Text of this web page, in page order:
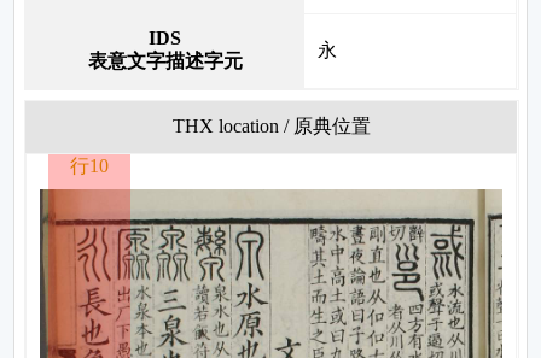
IDS
表意文字描述字元
永
THX location / 原典位置
行10